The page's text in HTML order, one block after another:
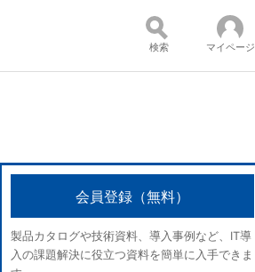
検索 マイページ
会員登録（無料）
製品カタログや技術資料、導入事例など、IT導
入の課題解決に役立つ資料を簡単に入手できま